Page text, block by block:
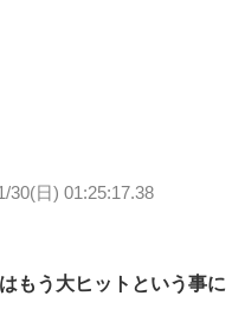
30(日) 01:25:17.38
もう大ヒットという事に